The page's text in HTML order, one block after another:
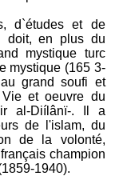
d`études et de
doit, en plus du
mystique turc
mystique (165 3-
grand soufi et
et oeuvre du
al-Diílânï-. Il a
de l'islam, du
de la volonté,
champion
1940).